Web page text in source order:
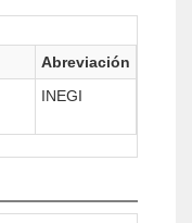
Abreviación
INEGI